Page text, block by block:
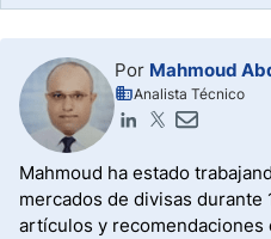
Por Mahmoud
Analista Técnico
Mahmoud ha estado
mercados de divisas durante
artículos y recomendaciones